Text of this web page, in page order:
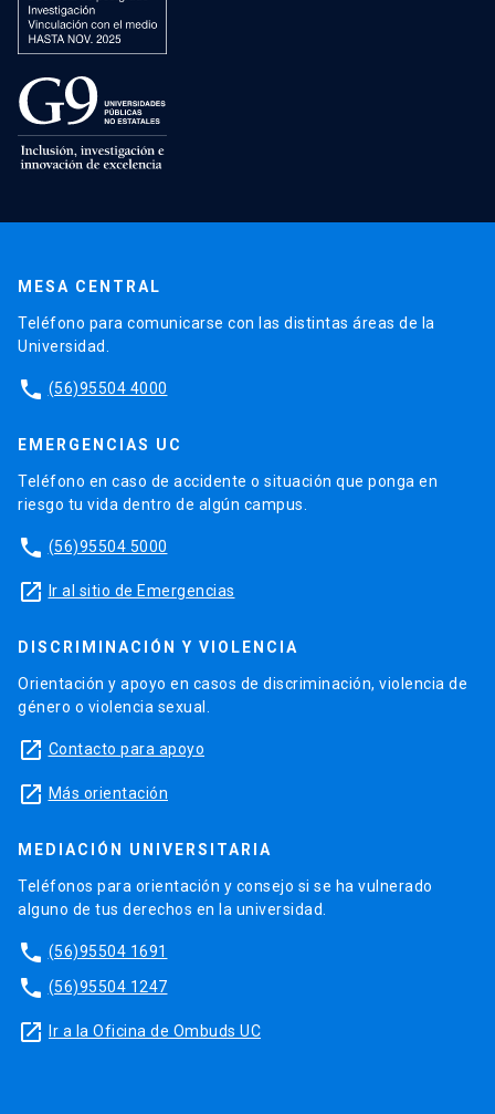
MESA CENTRAL
Teléfono para comunicarse con las distintas áreas de la
Universidad.
phone (56)95504 4000
EMERGENCIAS UC
Teléfono en caso de accidente o situación que ponga en
riesgo tu vida dentro de algún campus.
phone (56)95504 5000
launch Ir al sitio de Emergencias
DISCRIMINACIÓN Y VIOLENCIA
Orientación y apoyo en casos de discriminación, violencia de
género o violencia sexual.
launch Contacto para apoyo
launch Más orientación
MEDIACIÓN UNIVERSITARIA
Teléfonos para orientación y consejo si se ha vulnerado
alguno de tus derechos en la universidad.
phone (56)95504 1691
phone (56)95504 1247
launch Ir a la Oficina de Ombuds UC